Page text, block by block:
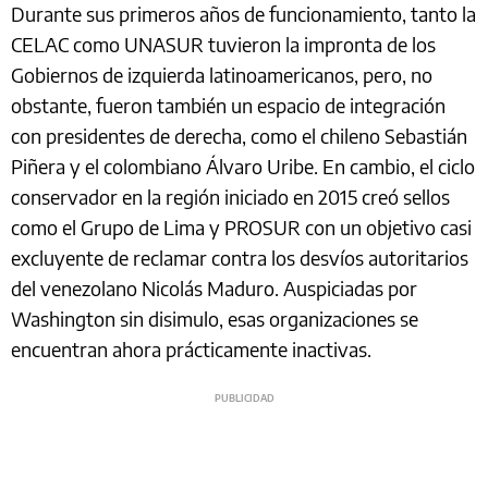
Durante sus primeros años de funcionamiento, tanto la
CELAC como UNASUR tuvieron la impronta de los
Gobiernos de izquierda latinoamericanos, pero, no
obstante, fueron también un espacio de integración
con presidentes de derecha, como el chileno Sebastián
Piñera y el colombiano Álvaro Uribe. En cambio, el ciclo
conservador en la región iniciado en 2015 creó sellos
como el Grupo de Lima y PROSUR con un objetivo casi
excluyente de reclamar contra los desvíos autoritarios
del venezolano Nicolás Maduro. Auspiciadas por
Washington sin disimulo, esas organizaciones se
encuentran ahora prácticamente inactivas.